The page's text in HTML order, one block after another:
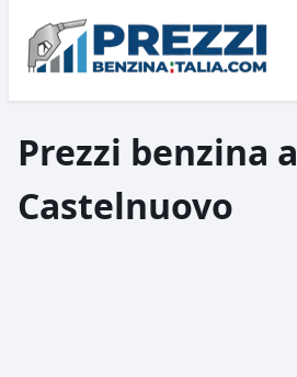
Prezzi benzina a
Castelnuovo